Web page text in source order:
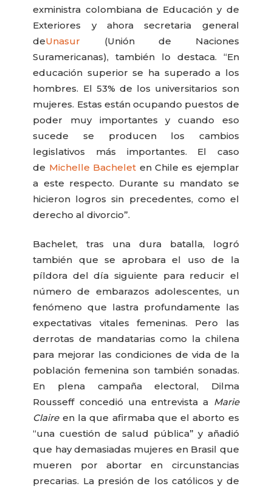
exministra colombiana de Educación y de
Exteriores y ahora secretaria general
deUnasur (Unión de Naciones
Suramericanas), también lo destaca. “En
educación superior se ha superado a los
hombres. El 53% de los universitarios son
mujeres. Estas están ocupando puestos de
poder muy importantes y cuando eso
sucede se producen los cambios
legislativos más importantes. El caso
de Michelle Bachelet en Chile es ejemplar
a este respecto. Durante su mandato se
hicieron logros sin precedentes, como el
derecho al divorcio”.
Bachelet, tras una dura batalla, logró
también que se aprobara el uso de la
píldora del día siguiente para reducir el
número de embarazos adolescentes, un
fenómeno que lastra profundamente las
expectativas vitales femeninas. Pero las
derrotas de mandatarias como la chilena
para mejorar las condiciones de vida de la
población femenina son también sonadas.
En plena campaña electoral, Dilma
Rousseff concedió una entrevista a Marie
Claireen la que afirmaba que el aborto es
“una cuestión de salud pública” y añadió
que hay demasiadas mujeres en Brasil que
mueren por abortar en circunstancias
precarias. La presión de los católicos y de